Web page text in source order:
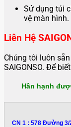
Sử dụng túi
vệ màn hình.
Liên Hệ
Chúng tôi luôn
SAIGONSO. Để
Hân hạnh
CN 1 : 578 Đường 3/